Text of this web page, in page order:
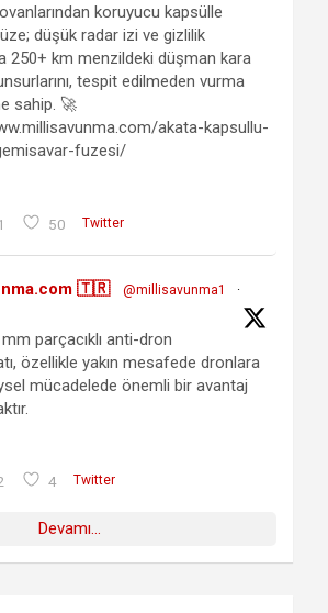
koruyucu kapsülle
düşük radar izi ve gizlilik
250+ km menzildeki düşman kara
tespit edilmeden vurma
sahip. 🚀
akata-kapsullu-
fuzesi/
50 Twitter
🇹🇷 @millisavunma1
·
parçacıklı anti-dron
özellikle yakın mesafede dronlara
mücadelede önemli bir avantaj
4 Twitter
Devamı...